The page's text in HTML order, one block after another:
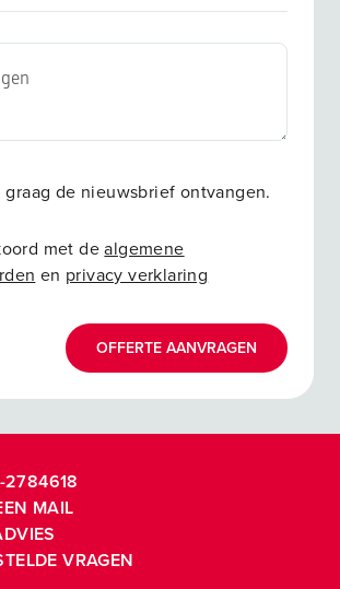
de nieuwsbrief ontvangen.
met dealgemene
en privacy verklaring
OFFERTE AANVRAGEN
2784618
MAIL
VRAGEN